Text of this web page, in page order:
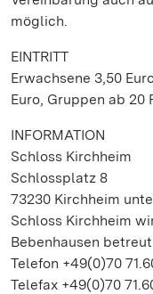
möglich.
EINTRITT
Erwachsene 3,50
Euro, Gruppen ab 20
INFORMATION
Schloss Kirchheim
Schlossplatz 8
73230 Kirchheim
Schloss Kirchheim
Bebenhausen
Telefon +49(0)70
Telefax +49(0)70